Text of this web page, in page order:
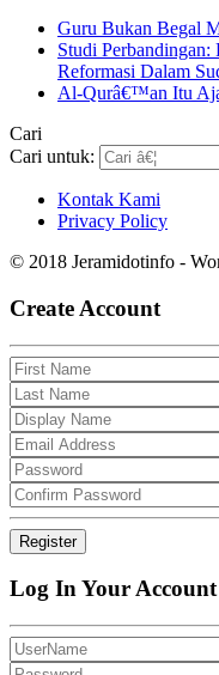
Guru Bukan Begal
Studi
Reformasi Dalam
Al-Qurâ€™an Itu
Cari
Cari untuk:
Kontak Kami
Privacy Policy
© 2018 Jeramidotinfo -
Create Account
Log In Your Account